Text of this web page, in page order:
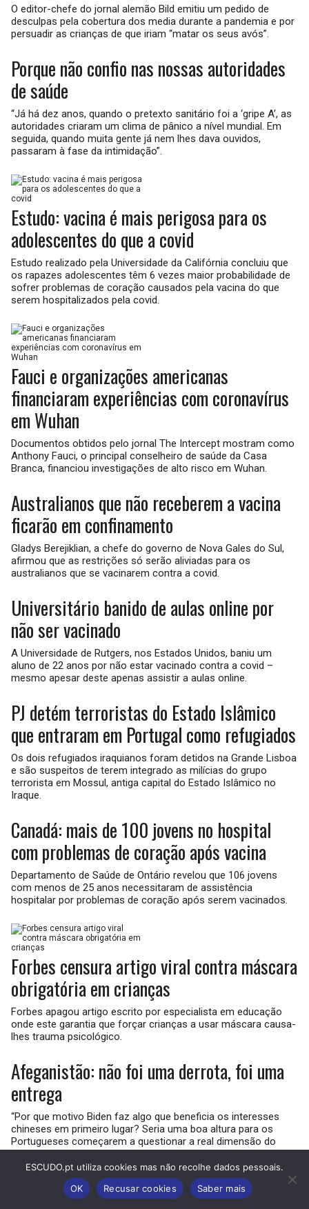
O editor-chefe do jornal alemão Bild emitiu um pedido de
desculpas pela cobertura dos media durante a pandemia e por
persuadir as crianças de que iriam “matar os seus avós”.
Porque não confio nas nossas autoridades
de saúde
“Já há dez anos, quando o pretexto sanitário foi a ‘gripe A’, as
autoridades criaram um clima de pânico a nível mundial. Em
seguida, quando muita gente já nem lhes dava ouvidos,
passaram à fase da intimidação”.
Estudo: vacina é mais perigosa para os
adolescentes do que a covid
Estudo realizado pela Universidade da Califórnia concluiu que
os rapazes adolescentes têm 6 vezes maior probabilidade de
sofrer problemas de coração causados pela vacina do que
serem hospitalizados pela covid.
Fauci e organizações americanas
financiaram experiências com coronavírus
em Wuhan
Documentos obtidos pelo jornal The Intercept mostram como
Anthony Fauci, o principal conselheiro de saúde da Casa
Branca, financiou investigações de alto risco em Wuhan.
Australianos que não receberem a vacina
ficarão em confinamento
Gladys Berejiklian, a chefe do governo de Nova Gales do Sul,
afirmou que as restrições só serão aliviadas para os
australianos que se vacinarem contra a covid.
Universitário banido de aulas online por
não ser vacinado
A Universidade de Rutgers, nos Estados Unidos, baniu um
aluno de 22 anos por não estar vacinado contra a covid –
mesmo apesar deste apenas assistir a aulas online.
PJ detém terroristas do Estado Islâmico
que entraram em Portugal como refugiados
Os dois refugiados iraquianos foram detidos na Grande Lisboa
e são suspeitos de terem integrado as milícias do grupo
terrorista em Mossul, antiga capital do Estado Islâmico no
Iraque.
Canadá: mais de 100 jovens no hospital
com problemas de coração após vacina
Departamento de Saúde de Ontário revelou que 106 jovens
com menos de 25 anos necessitaram de assistência
hospitalar por problemas de coração após serem vacinados.
Forbes censura artigo viral contra máscara
obrigatória em crianças
Forbes apagou artigo escrito por especialista em educação
onde este garantia que forçar crianças a usar máscara causa-
lhes trauma psicológico.
Afeganistão: não foi uma derrota, foi uma
entrega
“Por que motivo Biden faz algo que beneficia os interesses
chineses em primeiro lugar? Seria uma boa altura para os
Portugueses começarem a questionar a real dimensão do
controlo chinês por cá.”
“Criminoso comprovado” no Tribunal de
ESCUDO.pt utiliza cookies mas não recolhe dados pessoais.
OK
Recusar cookies Saber mais